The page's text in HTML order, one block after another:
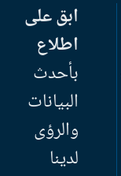
ابق على
اطلاع
بأحدث
البيانات
والرؤى
لدينا